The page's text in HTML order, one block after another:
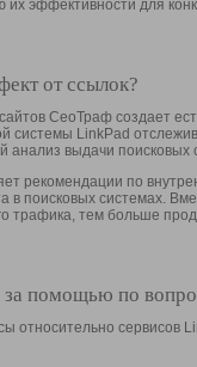
эффективности для
от ссылок?
СеоТраф создает
системы LinkPad
анализ выдачи поисковых
рекомендации по
в поисковых системах.
трафика, тем больше
за помощью по
относительно